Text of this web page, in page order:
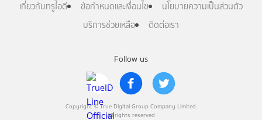
Follow us
Copyright © True Digital Group Company Limited.
All rights reserved
เกี่ยวกับทรูไอดี ข้อกำหนดและเงื่อนไข
นโยบายความเป็นส่วนตัว
บริการช่วยเหลือ
ติดต่อเรา